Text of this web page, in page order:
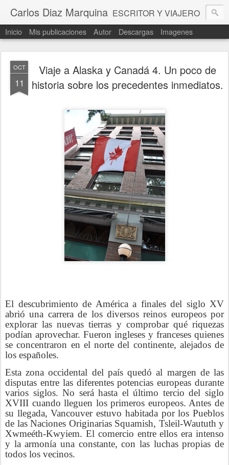
Carlos Diaz Marquina ESCRITOR Y VIAJERO
Inicio Mis publicaciones Autor Descargas Imagenes
OCT
11
Viaje a Alaska y Canadá 4. Un poco de
historia sobre los precedentes inmediatos.
El descubrimiento de América a finales del siglo XV
abrió una carrera de los diversos reinos europeos por
explorar las nuevas tierras y comprobar qué riquezas
podían aprovechar. Fueron ingleses y franceses quienes
se concentraron en el norte del continente, alejados de
los españoles.
Esta zona occidental del país quedó al margen de las
disputas entre las diferentes potencias europeas durante
varios siglos. No será hasta el último tercio del siglo
XVIII cuando lleguen los primeros europeos. Antes de
su llegada, Vancouver estuvo habitada por los Pueblos
de las Naciones Originarias Squamish, Tsleil-Waututh y
Xwmeéth-Kwyiem. El comercio entre ellos era intenso
y la armonía una constante, con las luchas propias de
todos los vecinos.